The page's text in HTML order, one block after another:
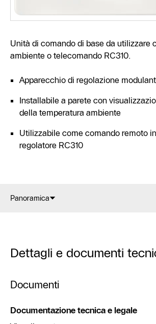
Unità di comando di base da utilizzare
ambiente o telecomando RC310.
Apparecchio di regolazione
Installabile a parete con
della temperatura ambiente
Utilizzabile come comando remoto
regolatore RC310
Panoramica
Dettagli e documenti
Documenti
Documentazione tecnica e legale